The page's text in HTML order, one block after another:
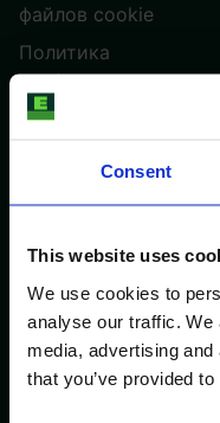
Consent
This website uses
We use cookies to
analyse our traffic.
media, advertising
that you’ve provided
файлов cookie
Политика
конфиденциальности
Правила и условия
РУССКИЙ ЯЗЫК
Trustpilot